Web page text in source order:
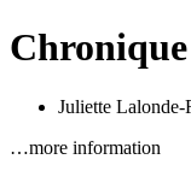
Juliette Lalonde-
…more information